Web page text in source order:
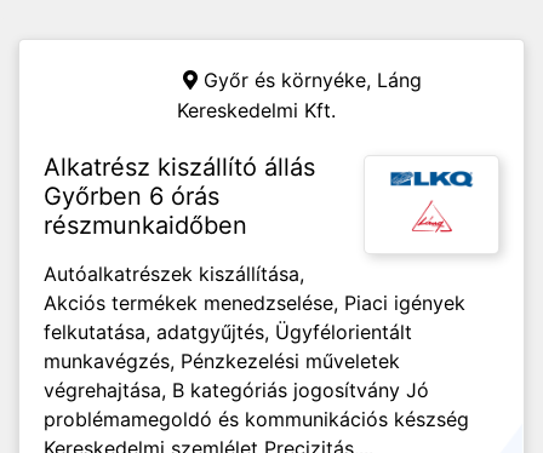
Győr és környéke, Láng
Kereskedelmi Kft.
Alkatrész kiszállító állás
Győrben 6 órás
részmunkaidőben
Autóalkatrészek kiszállítása,
Akciós termékek menedzselése, Piaci igények
felkutatása, adatgyűjtés, Ügyfélorientált
munkavégzés, Pénzkezelési műveletek
végrehajtása, B kategóriás jogosítvány Jó
problémamegoldó és kommunikációs készség
Kereskedelmi szemlélet Precizitás,...